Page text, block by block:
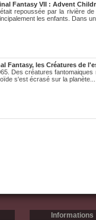
Fantasy VII : Advent
repoussée par la rivière
les enfants. Dans
Fantasy, les Créatures de
Des créatures
s'est écrasé sur la
Informations